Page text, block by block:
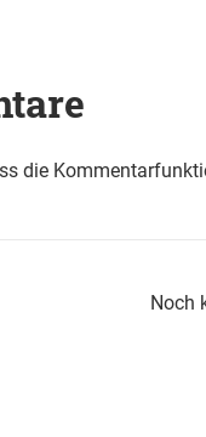
die
Noch